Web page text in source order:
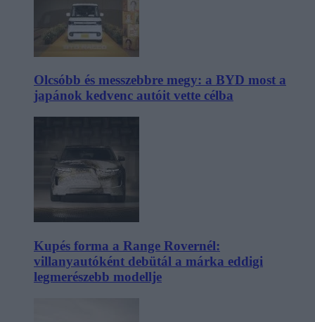
Olcsóbb és messzebbre megy: a BYD most a
japánok kedvenc autóit vette célba
Kupés forma a Range Rovernél:
villanyautóként debütál a márka eddigi
legmerészebb modellje